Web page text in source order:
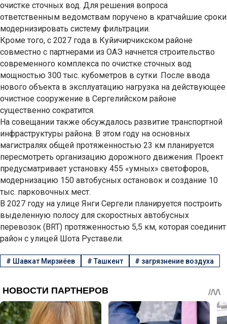
очистке сточных вод. Для решения вопроса
ответственным ведомствам поручено в кратчайшие сроки
модернизировать систему фильтрации.
Кроме того, с 2027 года в Куйичирчикском районе
совместно с партнерами из ОАЭ начнется строительство
современного комплекса по очистке сточных вод
мощностью 300 тыс. кубометров в сутки. После ввода
нового объекта в эксплуатацию нагрузка на действующее
очистное сооружение в Сергелийском районе
существенно сократится.
На совещании также обсуждалось развитие транспортной
инфраструктуры района. В этом году на основных
магистралях общей протяженностью 23 км планируется
пересмотреть организацию дорожного движения. Проект
предусматривает установку 455 «умных» светофоров,
модернизацию 150 автобусных остановок и создание 10
тыс. парковочных мест.
В 2027 году на улице Янги Сергели планируется построить
выделенную полосу для скоростных автобусных
перевозок (BRT) протяженностью 5,5 км, которая соединит
район с улицей Шота Руставели.
# Шавкат Мирзиёев #Ташкент # загрязнение воздуха